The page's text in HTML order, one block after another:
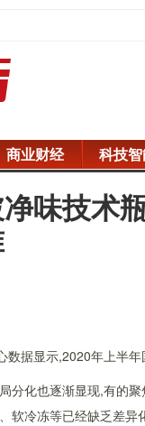
商业财经 科技
味技术
数据显示,2020年上半
分化也逐渐显现,有的
软冷冻等已经缺乏差异